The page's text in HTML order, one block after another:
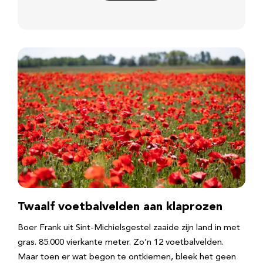
Twaalf voetbalvelden aan klaprozen
Boer Frank uit Sint-Michielsgestel zaaide zijn land in met
gras. 85.000 vierkante meter. Zo’n 12 voetbalvelden.
Maar toen er wat begon te ontkiemen, bleek het geen